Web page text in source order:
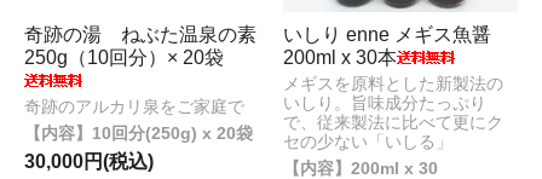
奇跡の湯 ねぶた温泉の素
250g（10回分）× 20袋
奇跡のアルカリ泉をご家庭で
10回分(250g) x 20袋
30,000円(税込)
いしり enne メギス魚醤
200ml x 30本
メギスを原料とした新製法の
いしり。旨味成分たっぷり
で、従来製法に比べて更にク
セの少ない「いしる」
200ml x 30